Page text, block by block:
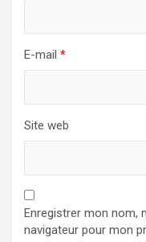
E-mail *
Site web
Enregistrer mon nom,
navigateur pour mon